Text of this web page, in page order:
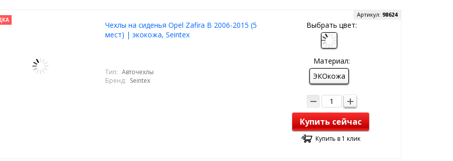
Чехлы на сиденья Opel Zafira B 2006-2015 (5
мест) | экокожа, Seintex
Артикул: 98624
Тип: Авточехлы
Бренд: Seintex
Выбрать цвет:
Материал:
ЭКОкожа
Купить сейчас
Купить в 1 клик